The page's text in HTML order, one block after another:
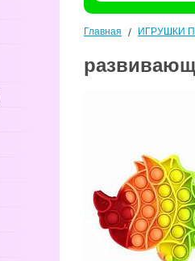
Главная / ИГРУШКИ